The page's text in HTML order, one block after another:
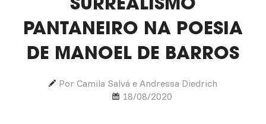
PANTANEIRO NA POESIA
DE MANOEL DE BARROS
Por Camila Salvá e Andressa Diedrich
18/08/2020